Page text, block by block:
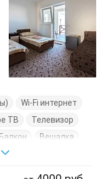
Wi-Fi интернет
ТВ
Телевизор
Вешалка